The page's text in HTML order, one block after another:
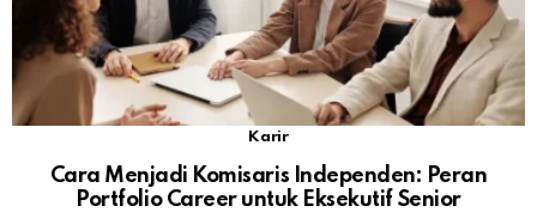
Karir
Cara Menjadi Komisaris Independen: Peran
Portfolio Career untuk Eksekutif Senior